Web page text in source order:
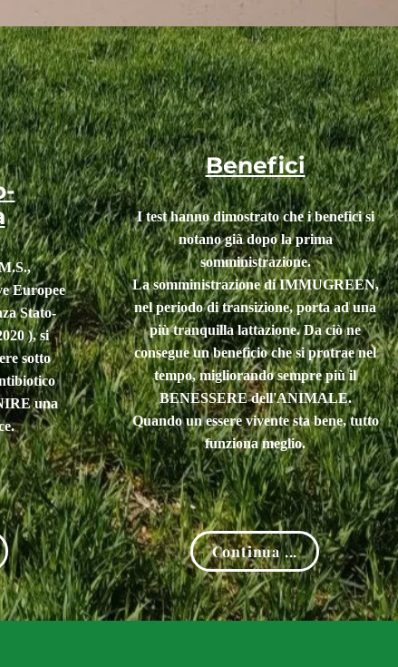
Europee
Stato-
), si
sotto
una
Benefici
I test hanno dimostrato che i benefici si
notano già dopo la prima
somministrazione.
La somministrazione di IMMUGREEN,
nel periodo di transizione, porta ad una
più tranquilla lattazione. Da ciò ne
consegue un beneficio che si protrae nel
tempo,migliorando sempre più il
BENESSERE dell'ANIMALE.
Quando un essere vivente sta bene, tutto
funziona meglio.
Continua ...